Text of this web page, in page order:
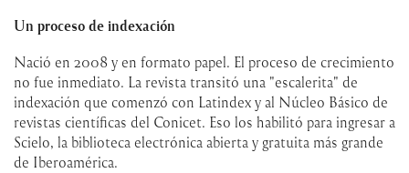
Un proceso de indexación
Nació en 2008 y en formato papel. El proceso de crecimiento
no fue inmediato. La revista transitó una "escalerita" de
indexación que comenzó con Latindex y al Núcleo Básico de
revistas científicas del Conicet. Eso los habilitó para ingresar a
Scielo, la biblioteca electrónica abierta y gratuita más grande
de Iberoamérica.